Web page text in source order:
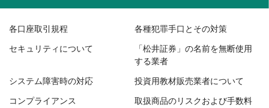
各口座取引規程 各種犯罪手口とその対策
セキュリティについて
「松井証券」の名前を無断使用
する業者
システム障害時の対応 投資用教材販売業者について
コンプライアンス
取扱商品のリスクおよび手数料